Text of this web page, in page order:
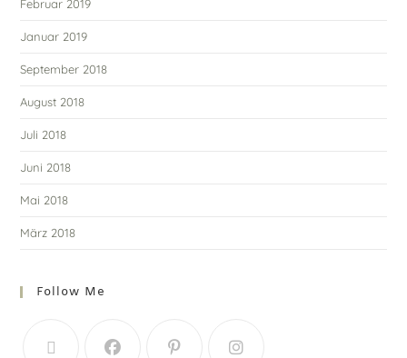
Februar 2019
Januar 2019
September 2018
August 2018
Juli 2018
Juni 2018
Mai 2018
März 2018
Follow Me